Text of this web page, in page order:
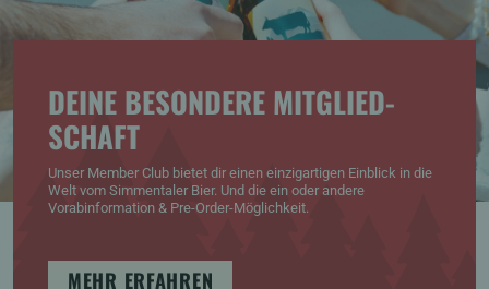
DEINE BESONDERE MITGLIED­
SCHAFT
Unser Member Club bietet dir einen einzigartigen Einblick in die
Welt vom Simmentaler Bier. Und die ein oder andere
Vorabinformation & Pre-Order-Möglichkeit.
MEHR ERFAHREN